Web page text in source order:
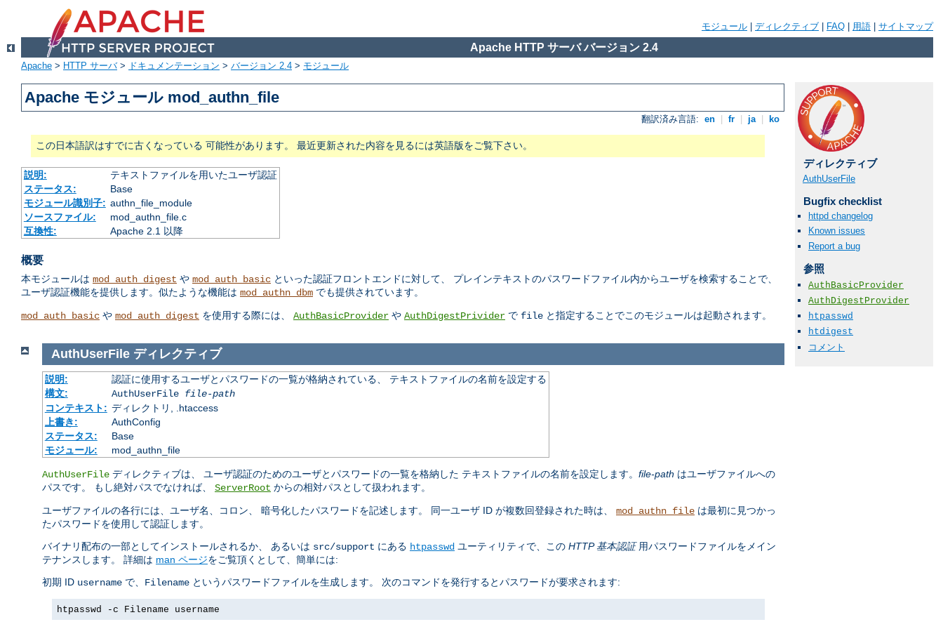
モジュール ディレクティブ FAQ 用語 サイトマップ
Apache HTTP サーバ バージョン 2.4
Apache > HTTP サーバ> ドキュメンテーション > バージョン 2.4 > モジュール
Apache モジュール mod_authn_file
翻訳済み言語: en fr ja ko
この日本語訳はすでに古くなっている 可能性があります。 最近更新された内容を見るには英語版をご覧下さい。
説明:
テキストファイルを用いたユーザ認証
ステータス:
Base
モジュール識別子: authn_file_module
ソースファイル:
mod_authn_file.c
互換性:
Apache 2.1 以降
概要
本モジュールは mod_auth_digest や mod_auth_basic といった認証フロントエンドに対して、 プレインテキストのパスワードファイル内からユーザを検索することで、
ユーザ認証機能を提供します。似たような機能は mod_authn_dbm でも提供されています。
mod_auth_basic や mod_auth_digest を使用する際には、 AuthBasicProvider や AuthDigestPrivider で file と指定することでこのモジュールは起動されます。
ディレクティブ
AuthUserFile
Bugfix checklist
httpd changelog
Known issues
Report a bug
参照
AuthBasicProvider
AuthDigestProvider
htpasswd
htdigest
コメント
AuthUserFile ディレクティブ
説明:
認証に使用するユーザとパスワードの一覧が格納されている、 テキストファイルの名前を設定する
構文:
AuthUserFile file-path
コンテキスト: ディレクトリ, .htaccess
上書き:
AuthConfig
ステータス:
Base
モジュール:
mod_authn_file
AuthUserFile ディレクティブは、 ユーザ認証のためのユーザとパスワードの一覧を格納した テキストファイルの名前を設定します。 file-path はユーザファイルへの
パスです。 もし絶対パスでなければ、 ServerRoot からの相対パスとして扱われます。
ユーザファイルの各行には、ユーザ名、コロン、 暗号化したパスワードを記述します。 同一ユーザ ID が複数回登録された時は、 mod_authn_file は最初に見つかっ
たパスワードを使用して認証します。
バイナリ配布の一部としてインストールされるか、 あるいは src/support にある htpasswd ユーティリティで、この HTTP 基本認証用パスワードファイルをメイン
テナンスします。 詳細は man ページをご覧頂くとして、簡単には:
初期 ID username で、 Filename というパスワードファイルを生成します。 次のコマンドを発行するとパスワードが要求されます:
htpasswd -c Filename username